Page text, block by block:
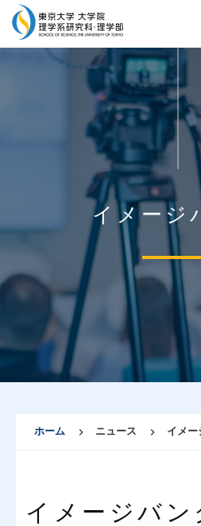
イメージ
ホーム ニュース イメー
イメージバン